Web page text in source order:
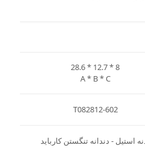
28.6 * 12.7 * 8
A * B * C
T082812-602
استیل - دندانه تنگستن کارباید